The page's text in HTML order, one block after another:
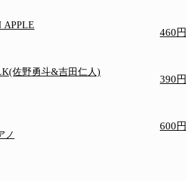
APPLE
460円
佐野勇斗&吉田仁人)
390円
ノ
600円